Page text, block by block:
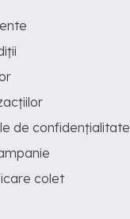
de confidențialitate
colet